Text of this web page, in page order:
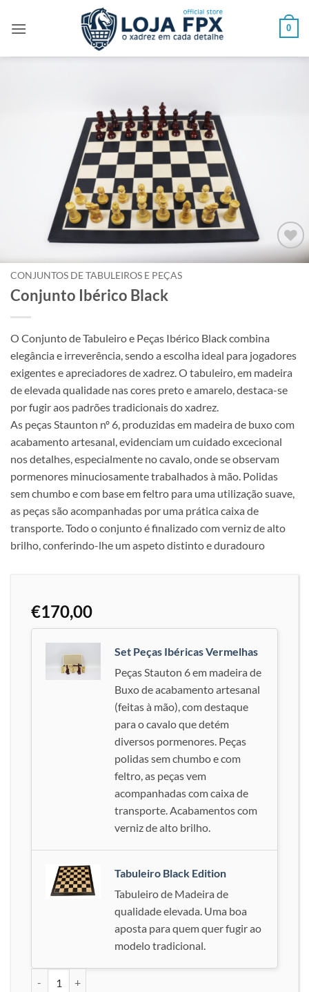
0
Adicionar
CONJUNTOS DE TABULEIROS E PEÇAS
Conjunto Ibérico Black
O Conjunto de Tabuleiro e Peças Ibérico Black combina
elegância e irreverência, sendo a escolha ideal para jogadores
exigentes e apreciadores de xadrez. O tabuleiro, em madeira
de elevada qualidade nas cores preto e amarelo, destaca-se
por fugir aos padrões tradicionais do xadrez.
As peças Staunton nº 6, produzidas em madeira de buxo com
acabamento artesanal, evidenciam um cuidado excecional
nos detalhes, especialmente no cavalo, onde se observam
pormenores minuciosamente trabalhados à mão. Polidas
sem chumbo e com base em feltro para uma utilização suave,
as peças são acompanhadas por uma prática caixa de
transporte. Todo o conjunto é finalizado com verniz de alto
brilho, conferindo-lhe um aspeto distinto e duradouro
€170,00
Set Peças Ibéricas Vermelhas
Peças Stauton 6 em madeira de
Buxo de acabamento artesanal
(feitas à mão), com destaque
para o cavalo que detém
diversos pormenores. Peças
polidas sem chumbo e com
feltro, as peças vem
acompanhadas com caixa de
transporte. Acabamentos com
verniz de alto brilho.
Tabuleiro Black Edition
Tabuleiro de Madeira de
qualidade elevada. Uma boa
aposta para quem quer fugir ao
modelo tradicional.